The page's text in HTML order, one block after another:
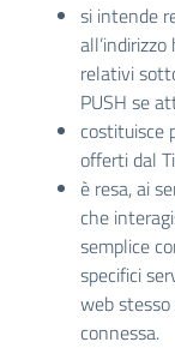
si intende
relativi
PUSH se
costituisce
offerti dal
è resa, ai
che
semplice
specifici
web
connessa.